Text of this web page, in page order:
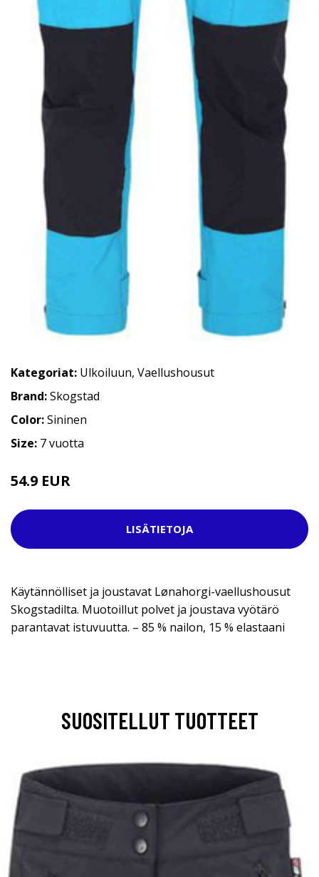
Kategoriat: Ulkoiluun, Vaellushousut
Brand:Skogstad
Color:Sininen
Size: 7 vuotta
54.9 EUR
LISÄTIETOJA
Käytännölliset ja joustavat Lønahorgi-vaellushousut
Skogstadilta. Muotoillut polvet ja joustava vyötärö
parantavat istuvuutta. – 85 % nailon, 15 % elastaani
SUOSITELLUT TUOTTEET